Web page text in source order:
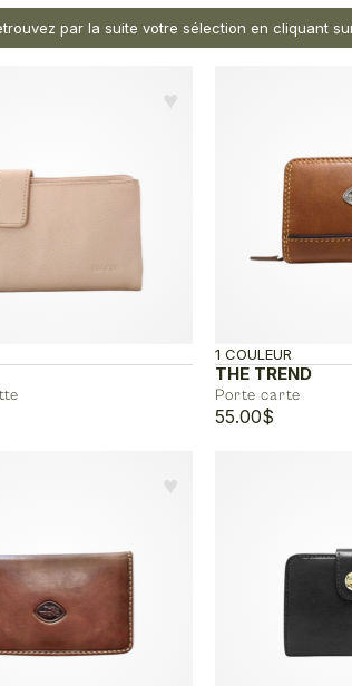
par la suite votre sélection en cliquant
♥︎
THE TREND
Porte carte
1 COULEUR
55.00$
♥︎